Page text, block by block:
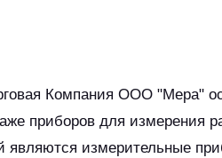
Компания ООО "Мера"
приборов для измерения
являются измерительные